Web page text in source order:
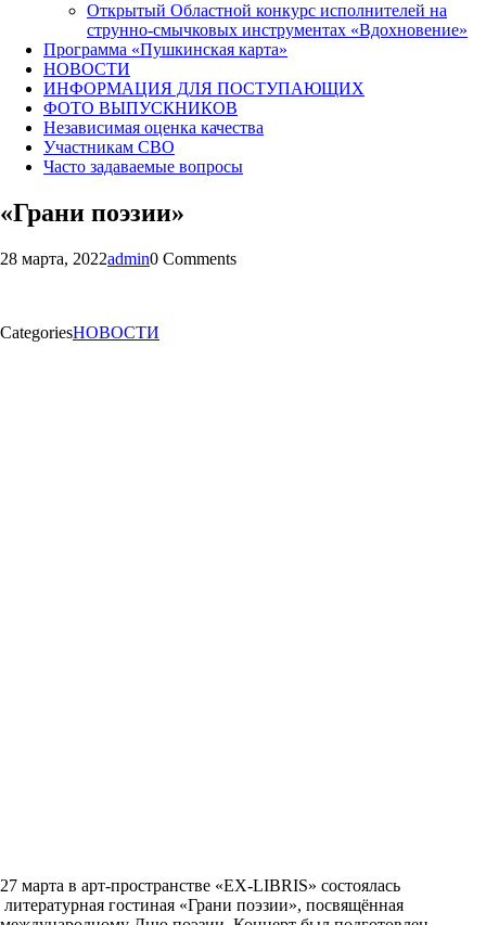
Открытый Областной конкурс исполнителей на
струнно-смычковых инструментах «Вдохновение»
Программа «Пушкинская карта»
НОВОСТИ
ИНФОРМАЦИЯ ДЛЯ ПОСТУПАЮЩИХ
ФОТО ВЫПУСКНИКОВ
Независимая оценка качества
Участникам СВО
Часто задаваемые вопросы
«Грани поэзии»
28 марта, 2022admin0 Comments
CategoriesНОВОСТИ
27 марта в арт-пространстве «EX-LIBRIS» состоялась
литературная гостиная «Грани поэзии», посвящённая